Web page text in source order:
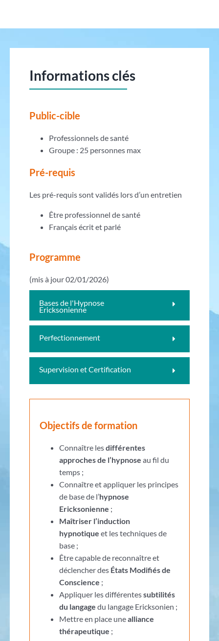
Informations clés
Public-cible
Professionnels de santé
Groupe : 25 personnes max
Pré-requis
Les pré-requis sont validés lors d’un entretien
Être professionnel de santé
Français écrit et parlé
Programme
(mis à jour 02/01/2026)
Bases de l'Hypnose
Ericksonienne
Perfectionnement
Supervision et Certification
Objectifs de formation
Connaître lesdifférentes
approches de l’hypnose au fil du
temps ;
Connaître et appliquer les principes
de base de l’hypnose
Ericksonienne ;
Maîtriser l’induction
hypnotique et les techniques de
base ;
Être capable de reconnaître et
déclencher des États Modifiés de
Conscience ;
Appliquer les différentessubtilités
du langage du langage Ericksonien ;
Mettre en place unealliance
thérapeutique ;